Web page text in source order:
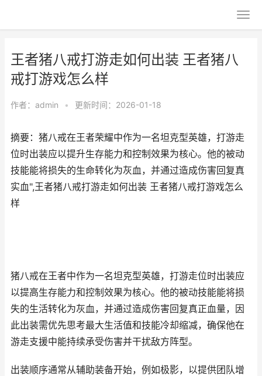
王者猪八戒打游走如何出装 王者猪八
戒打游戏怎么样
作者： admin • 更新时间：2026-01-18
摘要：猪八戒在王者荣耀中作为一名坦克型英雄，打游走
位时出装应以提升生存能力和控制效果为核心。他的被动
技能能将损失的生命转化为灰血，并通过造成伤害回复真
实血",王者猪八戒打游走如何出装 王者猪八戒打游戏怎么
样
猪八戒在王者中作为一名坦克型英雄，打游走位时出装应
以提高生存能力和控制效果为核心。他的被动技能能将损
失的生活转化为灰血，并通过造成伤害回复真正血量，因
此出装需优先思考最大生活值和技能冷却缩减，确保他在
游走支援中能持续承受伤害并干扰敌方阵型。
出装顺序通常从辅助装备开始，例如极影，以提供团队增